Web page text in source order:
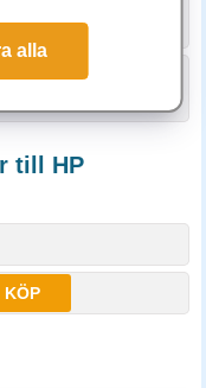
till HP
KÖP
alla